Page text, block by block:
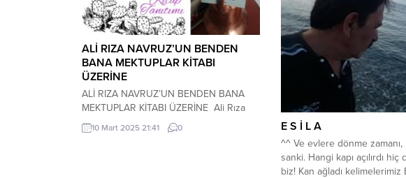
ALİ RIZA NAVRUZ’UN BENDEN
BANA MEKTUPLAR KİTABI
ÜZERİNE
ALİ RIZA NAVRUZ’UN BENDEN BANA
MEKTUPLAR KİTABI ÜZERİNE Ali Rıza
Navruz … Zaman: fasl-ı hüzâl 1996
Ağustos ** Azîzim Navruz, Ben bir sayfa
10 Mart 2025 21:41 0 E S İ L A
^^ Ve evlere dönme zamanı,
sanki. Hangi kapı açılırdı
biz! Kan ağladı kelimelerimiz